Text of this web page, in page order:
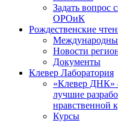
Задать вопрос
ОРОиК
Рождественские
Новости
Документы
Клевер Лаборатория
«Клевер ДНК»
лучшие
нравственной
Курсы